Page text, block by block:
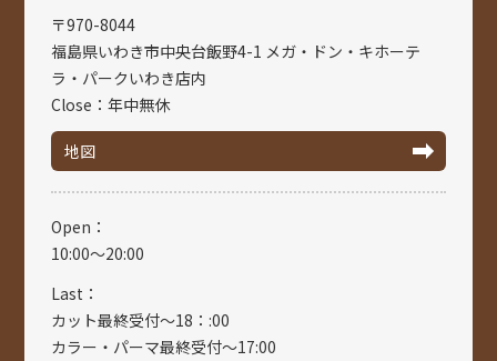
〒970-8044
福島県いわき市中央台飯野4-1 メガ・ドン・キホーテ
ラ・パークいわき店内
Close：年中無休
地図
Open：
10:00～20:00
Last：
カット最終受付～18：:00
カラー・パーマ最終受付～17:00